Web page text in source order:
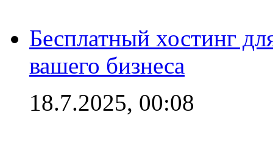
Бесплатный хостинг
вашего бизнеса
18.7.2025, 00:08